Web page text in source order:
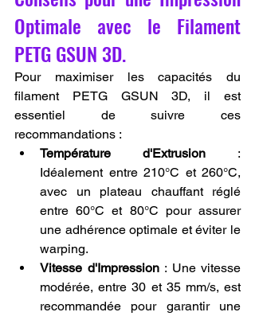
Optimale avec le Filament
PETG GSUN 3D.
Pour maximiser les capacités du
filament PETG GSUN 3D, il est
essentiel de suivre ces
recommandations :
Température d'Extrusion :
Idéalement entre 210°C et 260°C,
avec un plateau chauffant réglé
entre 60°C et 80°C pour assurer
une adhérence optimale et éviter le
warping.
Vitesse d'Impression : Une vitesse
modérée, entre 30 et 35 mm/s, est
recommandée pour garantir une